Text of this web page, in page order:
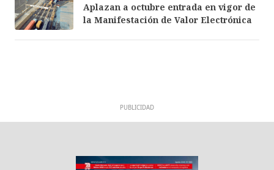
Aplazan a octubre entrada en vigor de
la Manifestación de Valor Electrónica
PUBLICIDAD